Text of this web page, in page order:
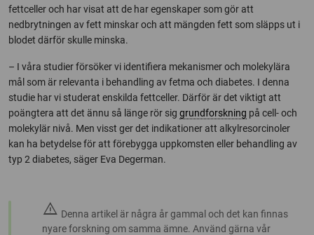
fettceller och har visat att de har egenskaper som gör att
nedbrytningen av fett minskar och att mängden fett som släpps ut i
blodet därför skulle minska.
– I våra studier försöker vi identifiera mekanismer och molekylära
mål som är relevanta i behandling av fetma och diabetes. I denna
studie har vi studerat enskilda fettceller. Därför är det viktigt att
poängtera att det ännu så länge rör sig grundforskning på cell- och
molekylär nivå. Men visst ger det indikationer att alkylresorcinoler
kan ha betydelse för att förebygga uppkomsten eller behandling av
typ 2 diabetes, säger Eva Degerman.
warning Denna artikel är några år gammal och det kan finnas
nyare forskning om samma ämne. Använd gärna vår